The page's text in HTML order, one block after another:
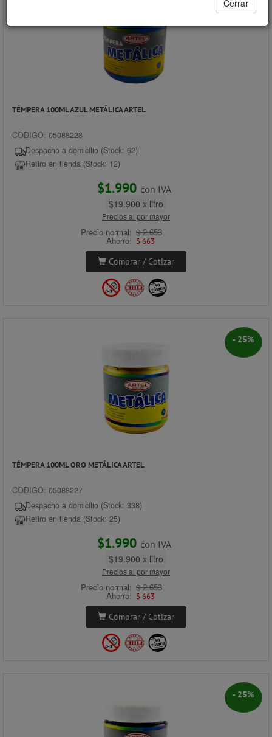
Cerrar
TÉMPERA 100ML AZUL METÁLICA ARTEL
CÓDIGO: 05088228
Despacho a domicilio (Stock: 62)
Retiro en tienda (Stock: 12)
$1.990 con IVA
$19.900 x litro
Precios al por mayor
Precio normal: $ 2.653
Ahorro: $ 663
Comprar / Cotizar
- 25%
TÉMPERA 100ML ORO METÁLICA ARTEL
CÓDIGO: 05088227
Despacho a domicilio (Stock: 338)
Retiro en tienda (Stock: 25)
$1.990 con IVA
$19.900 x litro
Precios al por mayor
Precio normal: $ 2.653
Ahorro: $ 663
Comprar / Cotizar
- 25%